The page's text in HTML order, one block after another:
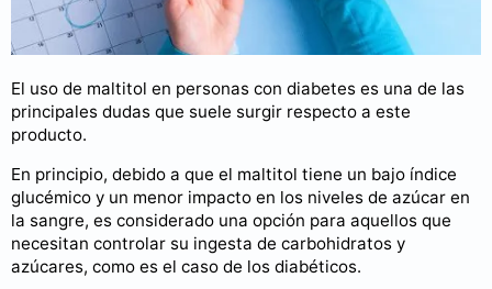
El uso de maltitol en personas con diabetes es una de las
principales dudas que suele surgir respecto a este
producto.
En principio, debido a que el maltitol tiene un bajo índice
glucémico y un menor impacto en los niveles de azúcar en
la sangre, es considerado una opción para aquellos que
necesitan controlar su ingesta de carbohidratos y
azúcares, como es el caso de los diabéticos.